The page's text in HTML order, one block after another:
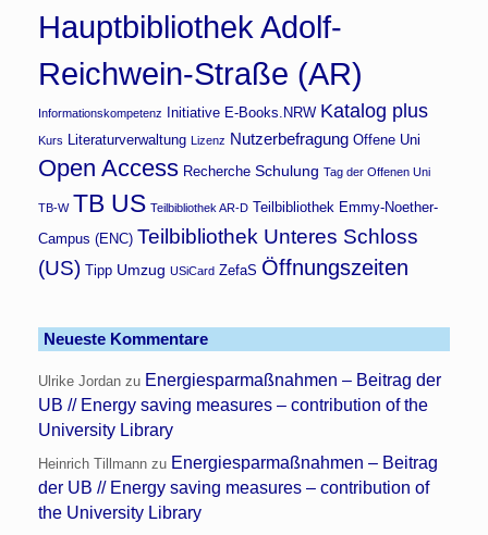
Hauptbibliothek Adolf-
Reichwein-Straße (AR)
Informationskompetenz Initiative E-Books.NRW Katalog plus
Kurs Literaturverwaltung Lizenz Nutzerbefragung Offene Uni
Open Access Recherche Schulung Tag der Offenen Uni
TB-W TB US Teilbibliothek AR-D Teilbibliothek Emmy-Noether-
Campus (ENC) Teilbibliothek Unteres Schloss
(US)
Tipp Umzug USiCard ZefaS Öffnungszeiten
Neueste Kommentare
Ulrike Jordan zu Energiesparmaßnahmen – Beitrag der
UB // Energy saving measures – contribution of the
University Library
Heinrich Tillmann zu Energiesparmaßnahmen – Beitrag
der UB // Energy saving measures – contribution of
the University Library